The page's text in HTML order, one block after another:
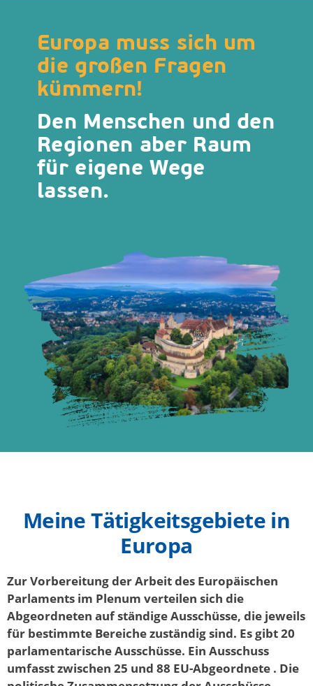
Europa muss sich um
die großen Fragen
kümmern!
Den Menschen und den
Regionen aber Raum
für eigene Wege
lassen.
Meine Tätigkeitsgebiete in
Europa
Zur Vorbereitung der Arbeit des Europäischen
Parlaments im Plenum verteilen sich die
Abgeordneten auf ständige Ausschüsse, die jeweils
für bestimmte Bereiche zuständig sind. Es gibt 20
parlamentarische Ausschüsse. Ein Ausschuss
umfasst zwischen 25 und 88 EU-Abgeordnete . Die